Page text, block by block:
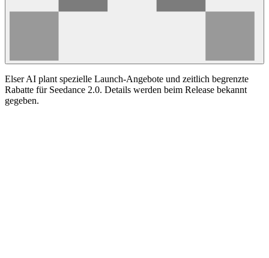
Elser AI plant spezielle Launch-Angebote und zeitlich begrenzte
Rabatte für Seedance 2.0. Details werden beim Release bekannt
gegeben.